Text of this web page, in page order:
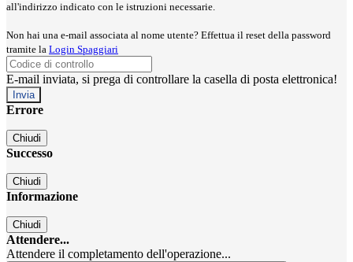
all'indirizzo indicato con le istruzioni necessarie.
Non hai una e-mail associata al nome utente? Effettua il reset della password
tramite la Login Spaggiari
E-mail inviata, si prega di controllare la casella di posta elettronica!
Errore
Chiudi
Successo
Chiudi
Informazione
Chiudi
Attendere...
Attendere il completamento dell'operazione...